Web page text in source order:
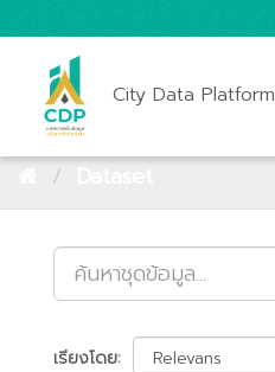
City Data Platform
เรียงโดย